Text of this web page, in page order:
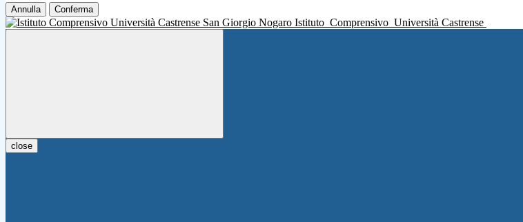
Annulla Conferma
Istituto Comprensivo Università Castrense
close